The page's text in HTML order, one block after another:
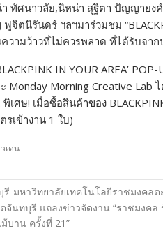
า ทัศนาวลัย,นิหน่า สุฐิตา ปัญญายง
จิตนิรันดร์ ฯลฯมาร่วมชม
วามว้าวที่ไม่ควรพลาด ที่ได้รับจา
IN YOUR AREA’
Monday Morning Creative Lab
พิเศษ! เมื่อซื้อสินค้าของ
รเข้างาน 1 ใบ)
เด่น
นว
รี-มหาวิทยาลัยเทคโนโลยีราชมงคลต
จันทบุรี แถลงข่าวจัดงาน “ราชมงคล
บาน ครั้งที่ 21”